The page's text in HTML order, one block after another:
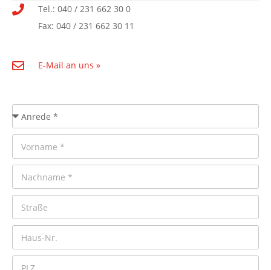
Tel.: 040 / 231 662 30 0
Fax: 040 / 231 662 30 11
E-Mail an uns »